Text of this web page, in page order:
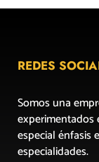
REDES
Somos una
experimentados
especial énfasis
especialidades.